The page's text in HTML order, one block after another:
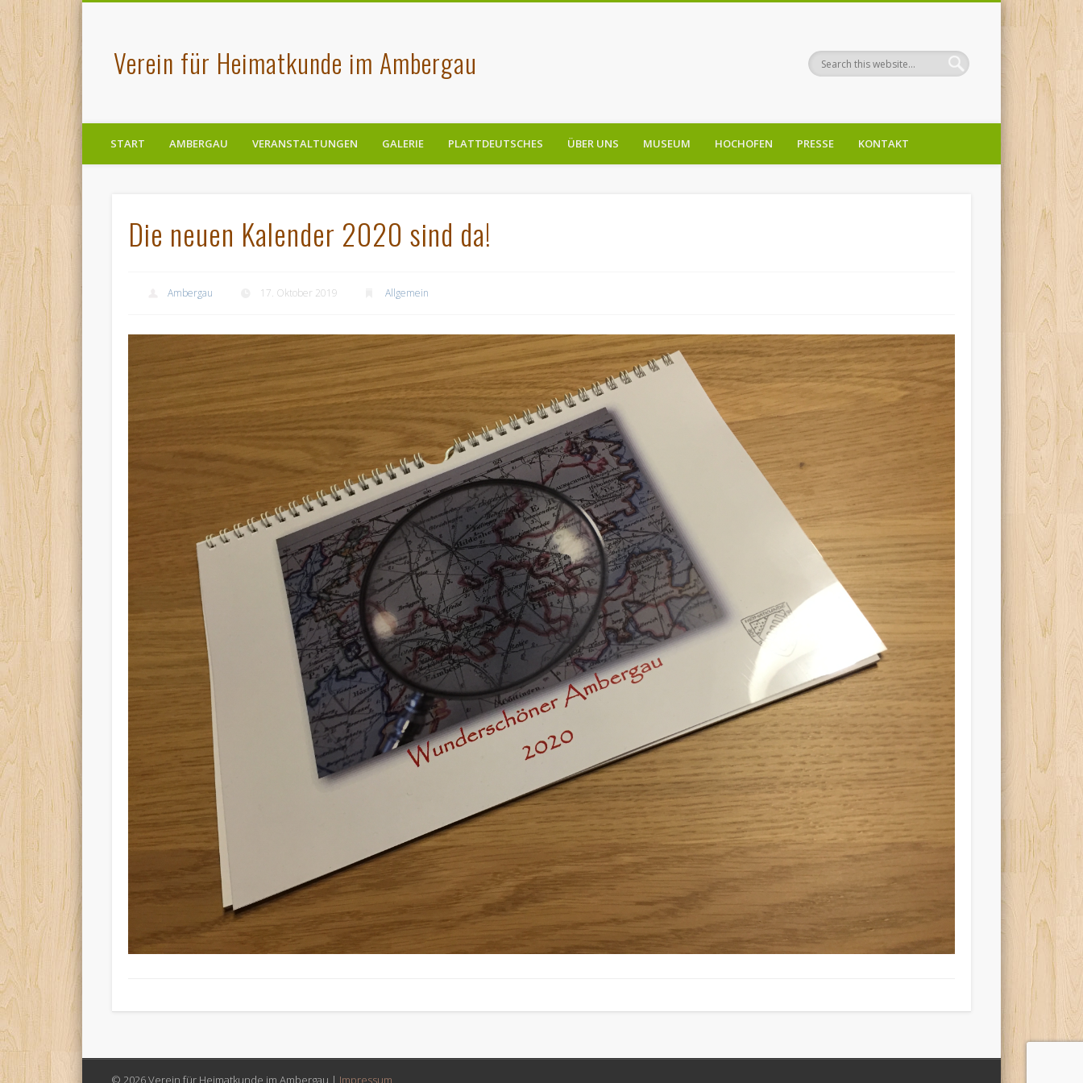
Verein für Heimatkunde im Ambergau
START AMBERGAU VERANSTALTUNGEN GALERIE PLATTDEUTSCHES ÜBER UNS MUSEUM HOCHOFEN PRESSE KONTAKT
Die neuen Kalender 2020 sind da!
Ambergau 17. Oktober 2019 Allgemein